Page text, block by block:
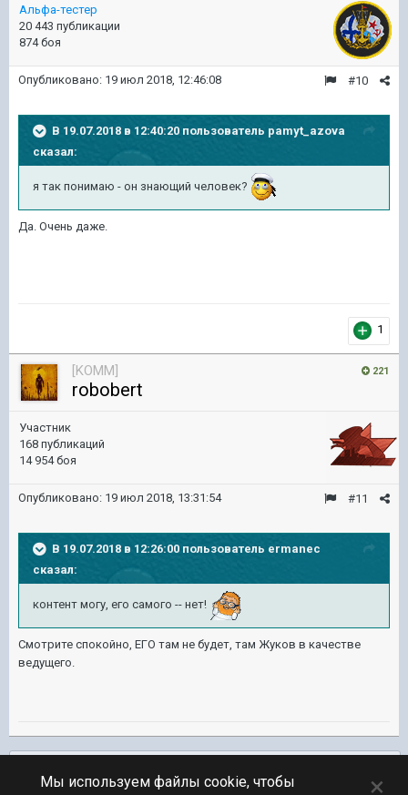
Альфа-тестер
20 443 публикации
874 боя
#10
Опубликовано: 19 июл 2018, 12:46:08
В 19.07.2018 в 12:40:20 пользователь pamyt_azova
сказал:
я так понимаю - он знающий человек?
Да. Очень даже.
1
221
[KOMM]
robobert
Участник
168 публикаций
14 954 боя
#11
Опубликовано: 19 июл 2018, 13:31:54
В 19.07.2018 в 12:26:00 пользователь ermanec
сказал:
контент могу, его самого -- нет!
Смотрите спокойно, ЕГО там не будет, там Жуков в качестве
ведущего.
Мы используем файлы cookie, чтобы ×